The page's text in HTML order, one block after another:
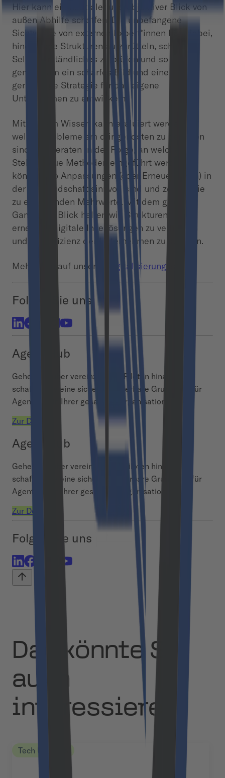
Hier kann ein neutraler und objektiver Blick von
außen Abhilfe schaffen. Die unbefangene
Sichtweise von externen Expert*innen hilft dabei,
hinderliche Strukturen aufzurütteln, scheinbar
Selbstverständliches zu prüfen und so
gemeinsam ein scharfes Bild und eine
geradlinige Strategie für das eigene
Unternehmen zu entwickeln
Mit diesem Wissen kann evaluiert werden,
welche Probleme am dringendsten zu beheben
sind. Wir beraten in der Folge, an welchen
Stellen neue Methoden eingeführt werden
können, wo Anpassungen (oder Erneuerungen) in
der Toollandschaft sinnvoll sind und zeigen die
zu erwartenden Mehrwerte. Mit dem großen
Ganzen im Blick helfen wir, Strukturen zu
erneuern, digitale Insellösungen zu verbinden
und die Effizienz der Unternehmen zu steigern.
Mehr dazu auf unserer Digitalisierungsseite
Folgen Sie uns
Agent Hub
Gehen Sie über vereinzelte AI-Piloten hinaus und
schaffen Sie eine sichere, skalierbare Grundlage für
Agentic AI in Ihrer gesamten Organisation.
Zur Demo
Agent Hub
Gehen Sie über vereinzelte AI-Piloten hinaus und
schaffen Sie eine sichere, skalierbare Grundlage für
Agentic AI in Ihrer gesamten Organisation.
Zur Demo
Folgen Sie uns
Das könnte Sie
auch
interessieren
Tech Updates